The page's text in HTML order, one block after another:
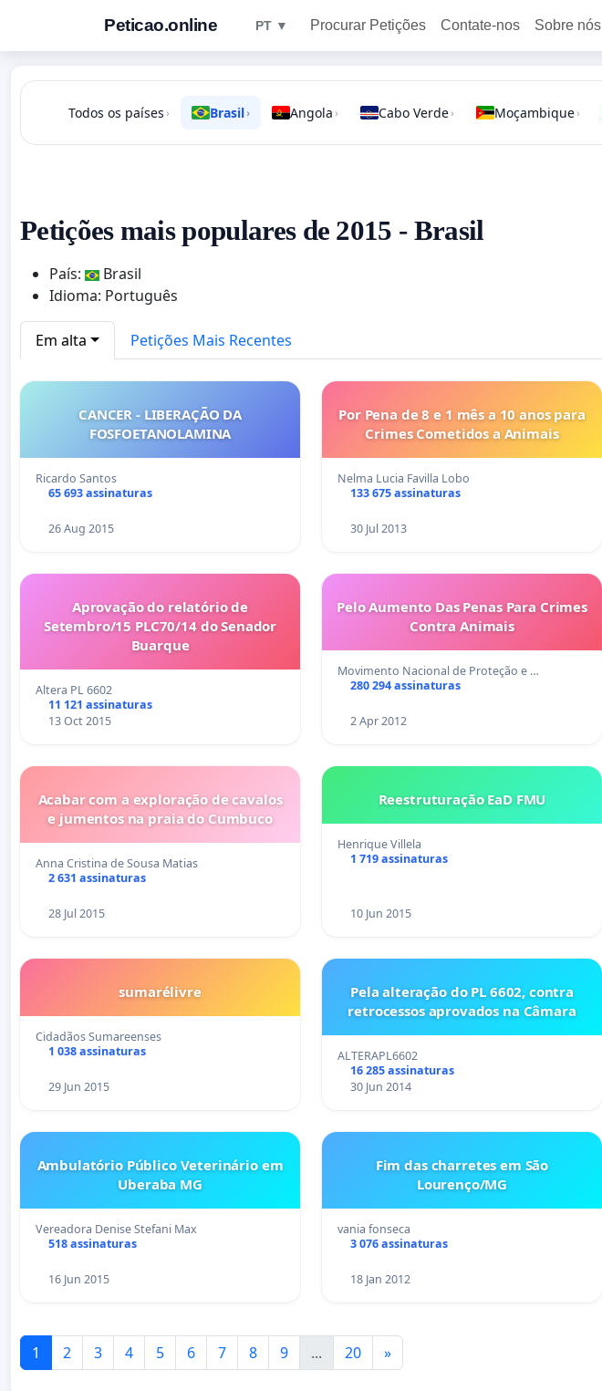
Peticao.online PT ▼ Procurar Petições Contate-nos Sobre nós
Todos os países › Brasil› Angola › Cabo Verde› Moçambique›
Petições mais populares de 2015 - Brasil
País:
Brasil
Idioma: Português
Em alta Petições Mais Recentes
CANCER - LIBERAÇÃO DA
FOSFOETANOLAMINA
Ricardo Santos
65 693 assinaturas
26 Aug 2015
Por Pena de 8 e 1 mês a 10 anos para
Crimes Cometidos a Animais
Nelma Lucia Favilla Lobo
133 675 assinaturas
30 Jul 2013
Aprovação do relatório de
Setembro/15 PLC70/14 do Senador
Buarque
Altera PL 6602
11 121 assinaturas
13 Oct 2015
Pelo Aumento Das Penas Para Crimes
Contra Animais
Movimento Nacional de Proteção e …
280 294 assinaturas
2 Apr 2012
Acabar com a exploração de cavalos
e jumentos na praia do Cumbuco
Anna Cristina de Sousa Matias
2 631 assinaturas
28 Jul 2015
Reestruturação EaD FMU
Henrique Villela
1 719 assinaturas
10 Jun 2015
sumarélivre
Cidadãos Sumareenses
1 038 assinaturas
29 Jun 2015
Pela alteração do PL 6602, contra
retrocessos aprovados na Câmara
ALTERAPL6602
16 285 assinaturas
30 Jun 2014
Ambulatório Público Veterinário em
Uberaba MG
Vereadora Denise Stefani Max
518 assinaturas
16 Jun 2015
Fim das charretes em São
Lourenço/MG
vania fonseca
3 076 assinaturas
18 Jan 2012
1 2 3 4 5 6 7 8 9 ... 20 »